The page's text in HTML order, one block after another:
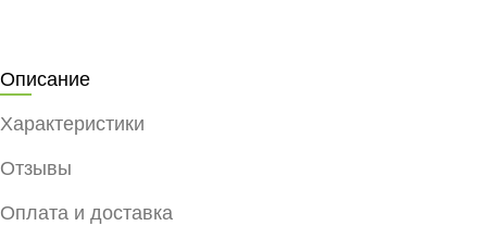
Описание
Характеристики
Отзывы
Оплата и доставка